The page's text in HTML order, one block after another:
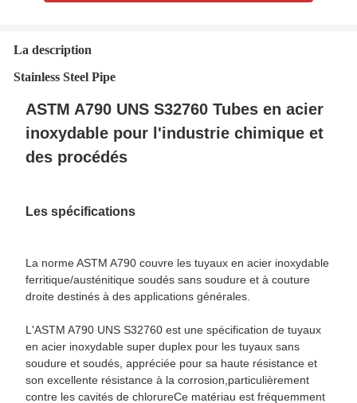
La description
Stainless Steel Pipe
ASTM A790 UNS S32760 Tubes en acier
inoxydable pour l'industrie chimique et
des procédés
Les spécifications
La norme ASTM A790 couvre les tuyaux en acier inoxydable
ferritique/austénitique soudés sans soudure et à couture
droite destinés à des applications générales.
L'ASTM A790 UNS S32760 est une spécification de tuyaux
en acier inoxydable super duplex pour les tuyaux sans
soudure et soudés, appréciée pour sa haute résistance et
son excellente résistance à la corrosion,particulièrement
contre les cavités de chlorureCe matériau est fréquemment